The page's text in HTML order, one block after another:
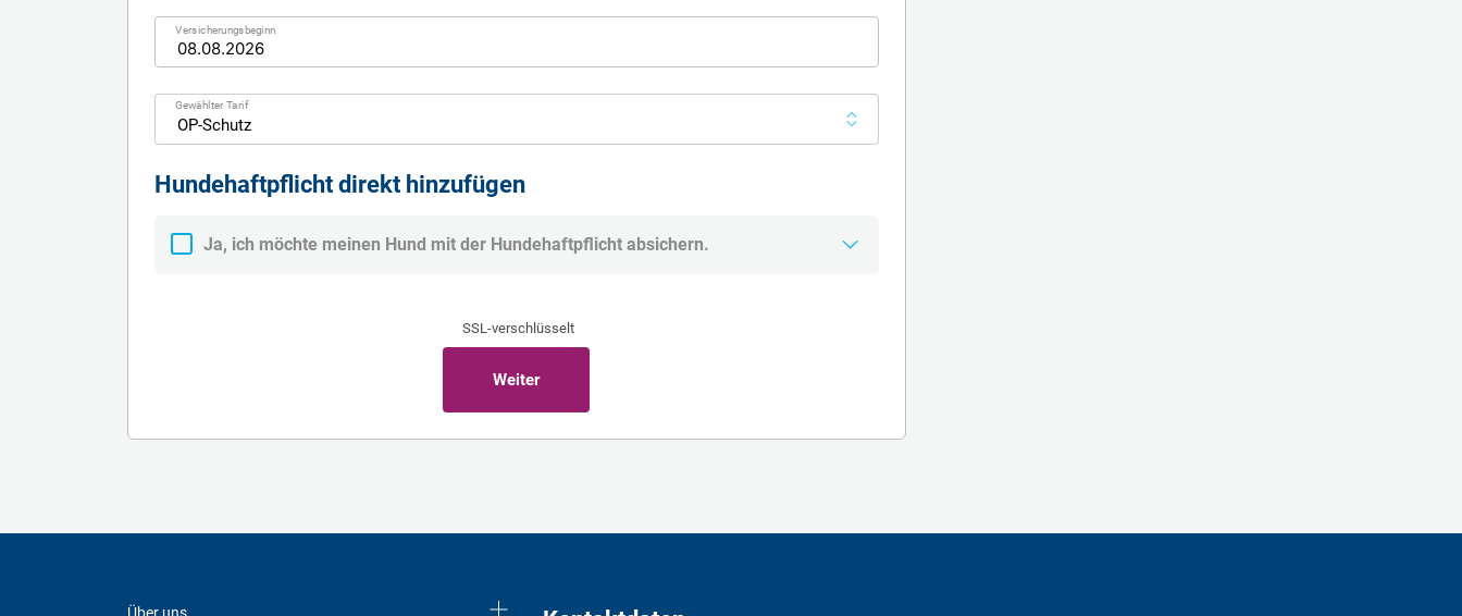
Versicherungsbeginn
OP-Schutz
Gewählter Tarif
Hundehaftpflicht direkt hinzufügen
Ja, ich möchte meinen Hund mit der Hundehaftpflicht absichern.
SSL-verschlüsselt
Weiter
Über uns